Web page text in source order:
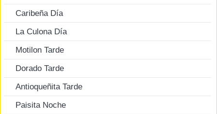
Caribeña Día
La Culona Día
Motilon Tarde
Dorado Tarde
Antioqueñita Tarde
Paisita Noche